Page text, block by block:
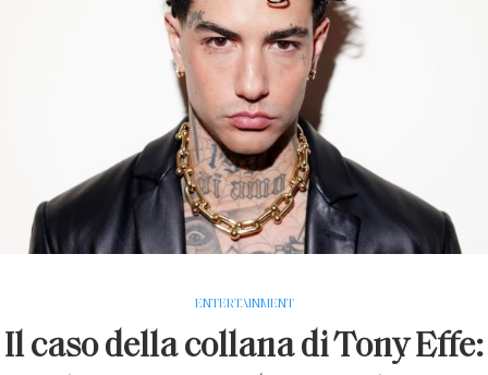
ENTERTAINMENT
Il caso della collana di Tony Effe: